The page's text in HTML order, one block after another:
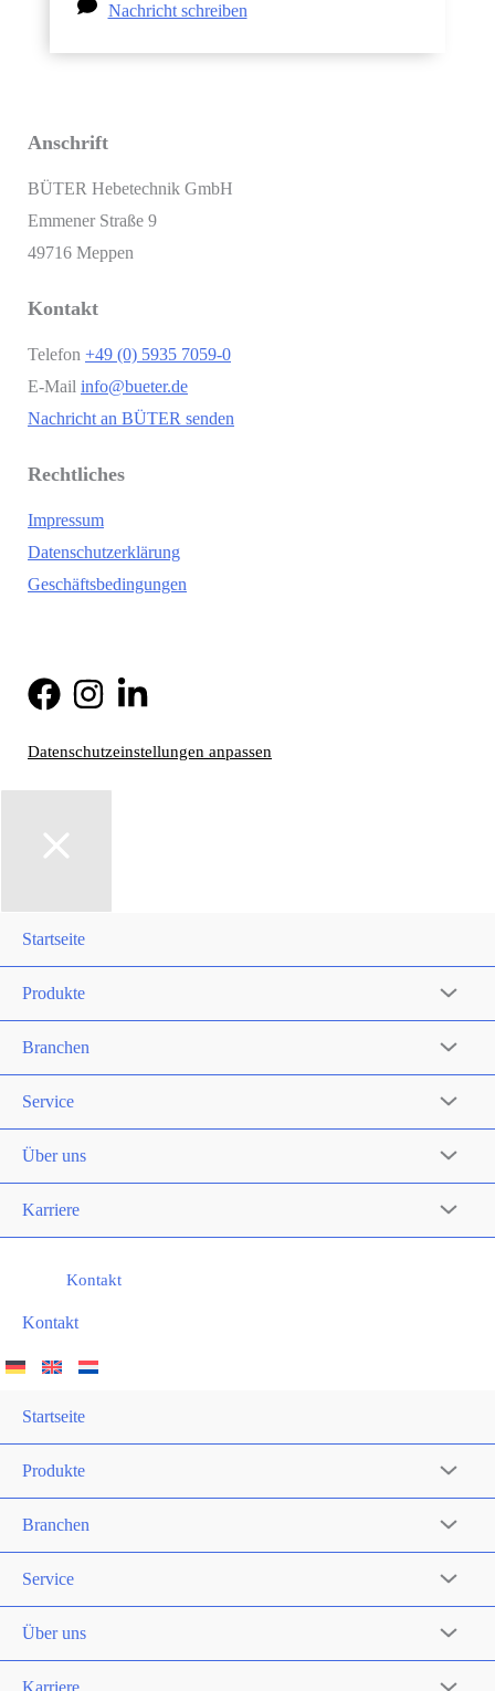
Nachricht schreiben
Anschrift
BÜTER Hebetechnik GmbH
Emmener Straße 9
49716 Meppen
Kontakt
Telefon +49 (0) 5935 7059-0
E-Mail info@bueter.de
Nachricht an BÜTER senden
Rechtliches
Impressum
Datenschutzerklärung
Geschäftsbedingungen
Datenschutzeinstellungen anpassen
Startseite
Produkte
Branchen
Service
Über uns
Karriere
Kontakt
Kontakt
Startseite
Produkte
Branchen
Service
Über uns